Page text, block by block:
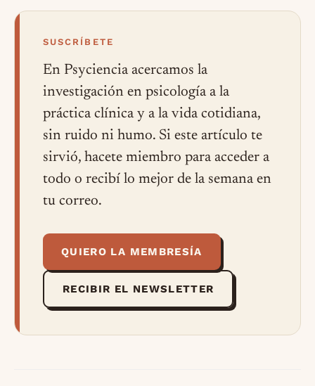
SUSCRÍBETE
En Psyciencia acercamos la
investigación en psicología a la
práctica clínica y a la vida cotidiana,
sin ruido ni humo. Si este artículo te
sirvió, hacete miembro para acceder a
todo o recibí lo mejor de la semana en
tu correo.
QUIERO LA MEMBRESÍA
RECIBIR EL NEWSLETTER